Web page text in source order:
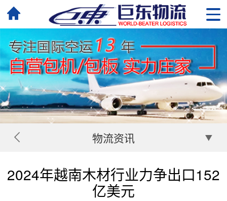
物流资讯
2024年越南木材行业力争出口152
亿美元